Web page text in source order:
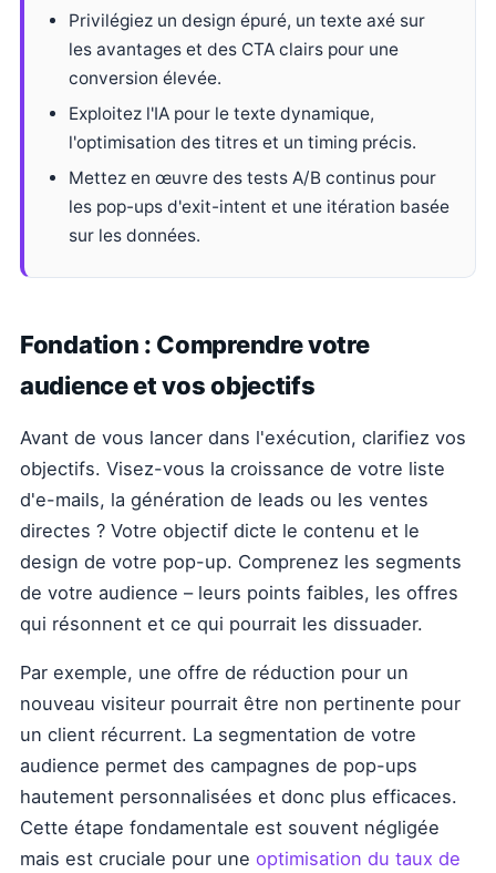
Privilégiez un design épuré, un texte axé sur
les avantages et des CTA clairs pour une
conversion élevée.
Exploitez l'IA pour le texte dynamique,
l'optimisation des titres et un timing précis.
Mettez en œuvre des tests A/B continus pour
les pop-ups d'exit-intent et une itération basée
sur les données.
Fondation : Comprendre votre
audience et vos objectifs
Avant de vous lancer dans l'exécution, clarifiez vos
objectifs. Visez-vous la croissance de votre liste
d'e-mails, la génération de leads ou les ventes
directes ? Votre objectif dicte le contenu et le
design de votre pop-up. Comprenez les segments
de votre audience – leurs points faibles, les offres
qui résonnent et ce qui pourrait les dissuader.
Par exemple, une offre de réduction pour un
nouveau visiteur pourrait être non pertinente pour
un client récurrent. La segmentation de votre
audience permet des campagnes de pop-ups
hautement personnalisées et donc plus efficaces.
Cette étape fondamentale est souvent négligée
mais est cruciale pour une optimisation du taux de